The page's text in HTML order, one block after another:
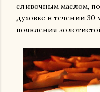
сливочным маслом,
духовке в течении
появления